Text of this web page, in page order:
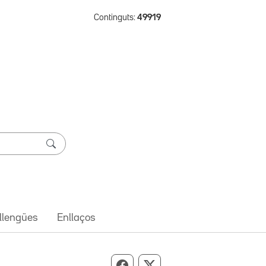
Continguts: 49919
Enllaços